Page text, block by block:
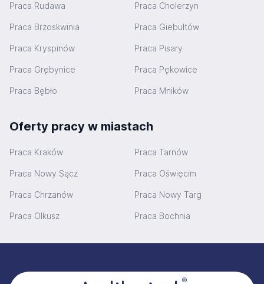
Praca Rudawa Praca Cholerzyn
Praca Brzoskwinia Praca Giebułtów
Praca Kryspinów Praca Pisary
Praca Grębynice Praca Pękowice
Praca Bębło Praca Mników
Oferty pracy w miastach
Praca Kraków Praca Tarnów
Praca Nowy Sącz Praca Oświęcim
Praca Chrzanów Praca Nowy Targ
Praca Olkusz Praca Bochnia